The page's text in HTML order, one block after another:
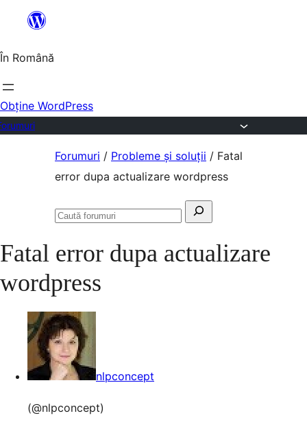
conținut
În Română
Obține WordPress
Forumuri / Probleme și soluții / Fatal
error dupa actualizare wordpress
Caută
Caută
Fatal error dupa actualizare
wordpress
nlpconcept
(@nlpconcept)